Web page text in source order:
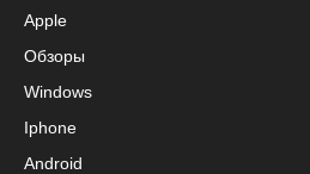
Apple
Обзоры
Windows
Iphone
Android